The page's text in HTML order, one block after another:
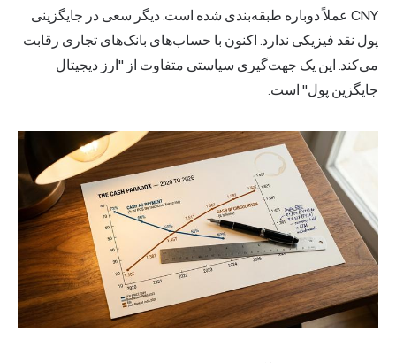
CNY عملاً دوباره طبقه‌بندی شده است. دیگر سعی در جایگزینی
پول نقد فیزیکی ندارد. اکنون با حساب‌های بانک‌های تجاری رقابت
می‌کند. این یک جهت‌گیری سیاستی متفاوت از "ارز دیجیتال
جایگزین پول" است.